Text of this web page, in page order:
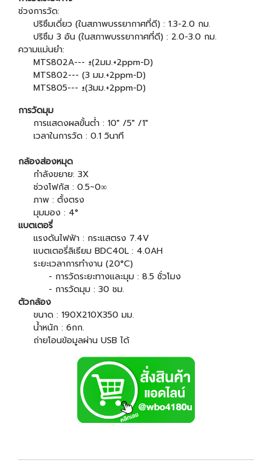
ช่วงการวัด:
ปริซึมเดี่ยว (ในสภาพบรรยากาศที่ดี) : 1.3-2.0 กม.
ปริซึม 3 อัน (ในสภาพบรรยากาศที่ดี) : 2.0-3.0 กม.
ความแม่นยำ:
MTS802A--- ±(2มม.+2ppm-D)
MTS802--- (3 มม.+2ppm-D)
MTS805--- ±(3มม.+2ppm-D)
การวัดมุม
การแสดงผลขั้นต่ำ : 10" /5" /1"
เวลาในการวัด : 0.1 วินาที
กล้องส่องหมุด
กำลังขยาย: 3X
ช่วงโฟกัส : 0.5~0∞
ภาพ : ตั้งตรง
มุมมอง : 4°
แบตเตอรี่
แรงดันไฟฟ้า : กระแสตรง 7.4V
แบตเตอรี่ลิเธียม BDC40L : 4.0AH
ระยะเวลาการทำงาน (20°C)
- การวัดระยะทางและมุม : 8.5 ชั่วโมง
- การวัดมุม : 30 ชม.
ตัวกล้อง
ขนาด : 190X210X350 มม.
น้ำหนัก : 6กก.
ถ่ายโอนข้อมูลผ่าน USB ได้